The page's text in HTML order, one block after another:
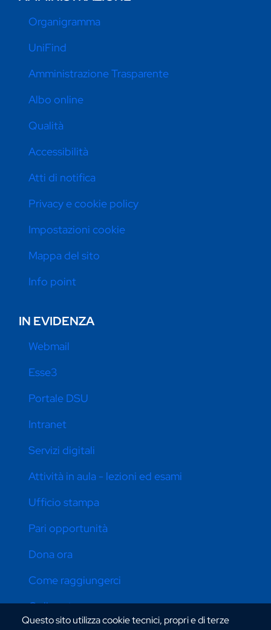
Questo sito utilizza cookie tecnici, propri e di terze
Organigramma
UniFind
Amministrazione Trasparente
Albo online
Qualità
Accessibilità
Atti di notifica
Privacy e cookie policy
Impostazioni cookie
Mappa del sito
Info point
IN EVIDENZA
Webmail
Esse3
Portale DSU
Intranet
Servizi digitali
Attività in aula - lezioni ed esami
Ufficio stampa
Pari opportunità
Dona ora
Come raggiungerci
Online store